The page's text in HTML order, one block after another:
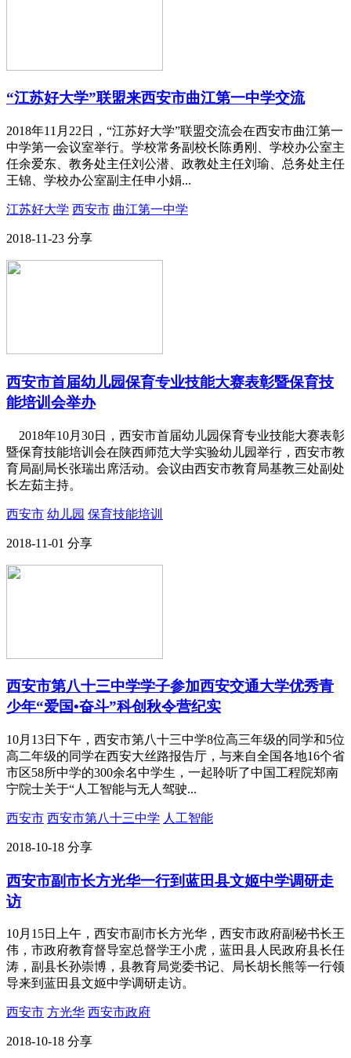
“江苏好大学”联盟来西安市曲江第一中学交流
2018年11月22日，“江苏好大学”联盟交流会在西安市曲江第一
中学第一会议室举行。学校常务副校长陈勇刚、学校办公室主
任余爱东、教务处主任刘公潜、政教处主任刘瑜、总务处主任
王锦、学校办公室副主任申小娟...
江苏好大学 西安市 曲江第一中学
2018-11-23 分享
西安市首届幼儿园保育专业技能大赛表彰暨保育技
能培训会举办
2018年10月30日，西安市首届幼儿园保育专业技能大赛表彰
暨保育技能培训会在陕西师范大学实验幼儿园举行，西安市教
育局副局长张瑞出席活动。会议由西安市教育局基教三处副处
长左茹主持。
西安市 幼儿园 保育技能培训
2018-11-01 分享
西安市第八十三中学学子参加西安交通大学优秀青
少年“爱国•奋斗”科创秋令营纪实
10月13日下午，西安市第八十三中学8位高三年级的同学和5位
高二年级的同学在西安大丝路报告厅，与来自全国各地16个省
市区58所中学的300余名中学生，一起聆听了中国工程院郑南
宁院士关于“人工智能与无人驾驶...
西安市 西安市第八十三中学 人工智能
2018-10-18 分享
西安市副市长方光华一行到蓝田县文姬中学调研走
访
10月15日上午，西安市副市长方光华，西安市政府副秘书长王
伟，市政府教育督导室总督学王小虎，蓝田县人民政府县长任
涛，副县长孙崇博，县教育局党委书记、局长胡长熊等一行领
导来到蓝田县文姬中学调研走访。
西安市 方光华 西安市政府
2018-10-18 分享